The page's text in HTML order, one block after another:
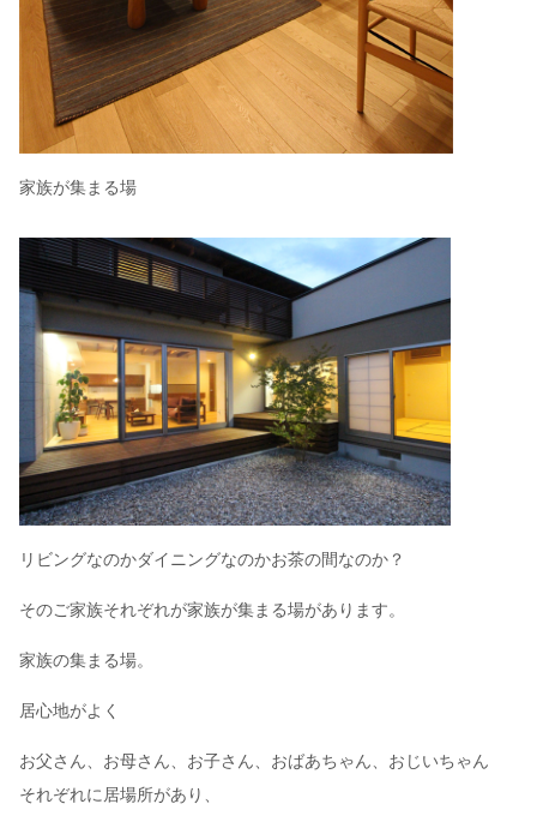
家族が集まる場
リビングなのかダイニングなのかお茶の間なのか？
そのご家族それぞれが家族が集まる場があります。
家族の集まる場。
居心地がよく
お父さん、お母さん、お子さん、おばあちゃん、おじいちゃん
それぞれに居場所があり、